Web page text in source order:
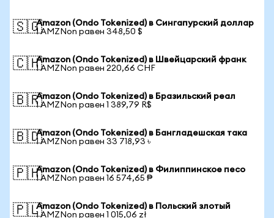
🇸🇬Amazon (Ondo Tokenized) в Сингапурский доллар
1 AMZNon равен 348,50 $
🇨🇭Amazon (Ondo Tokenized) в Швейцарский франк
1 AMZNon равен 220,66 CHF
🇧🇷Amazon (Ondo Tokenized) в Бразильский реал
1 AMZNon равен 1 389,79 R$
🇧🇩Amazon (Ondo Tokenized) в Бангладешская така
1 AMZNon равен 33 718,93 ৳
🇵🇭Amazon (Ondo Tokenized) в Филиппинское песо
1 AMZNon равен 16 574,65 ₱
🇵🇱Amazon (Ondo Tokenized) в Польский злотый
1 AMZNon равен 1 015,06 zł